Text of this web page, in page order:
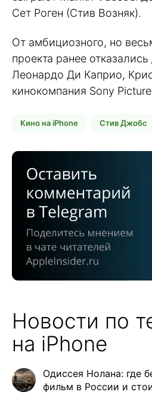
Сет Роген (Стив Возняк).
От амбициозного, но
проекта ранее
Леонардо Ди Каприо,
кинокомпания Sony
Кино на iPhone Стив Джобс
Новости по
на iPhone
Одиссея Нолана: где
фильм в России и